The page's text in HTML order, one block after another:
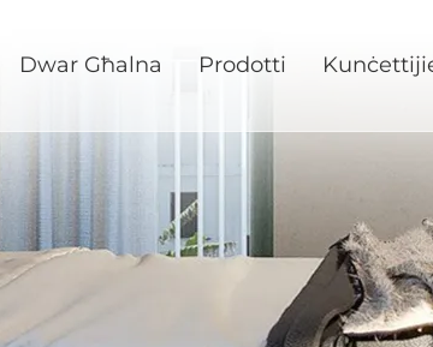
Dwar Għalna Prodotti